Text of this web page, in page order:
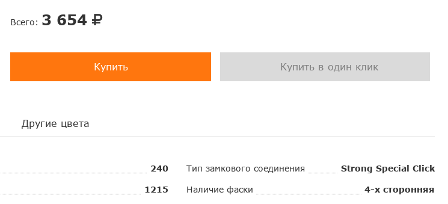
Всего: 3 654
Купить Купить в один клик
Другие цвета
240
1215
Тип замкового соединения Strong Special Click
Наличие фаски 4-х сторонняя